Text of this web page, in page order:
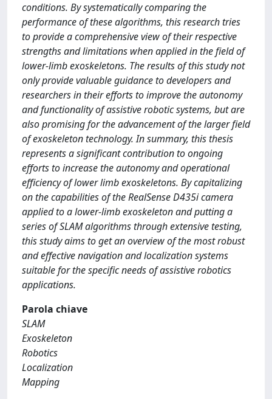
conditions. By systematically comparing the
performance of these algorithms, this research tries
to provide a comprehensive view of their respective
strengths and limitations when applied in the field of
lower-limb exoskeletons. The results of this study not
only provide valuable guidance to developers and
researchers in their efforts to improve the autonomy
and functionality of assistive robotic systems, but are
also promising for the advancement of the larger field
of exoskeleton technology. In summary, this thesis
represents a significant contribution to ongoing
efforts to increase the autonomy and operational
efficiency of lower limb exoskeletons. By capitalizing
on the capabilities of the RealSense D435i camera
applied to a lower-limb exoskeleton and putting a
series of SLAM algorithms through extensive testing,
this study aims to get an overview of the most robust
and effective navigation and localization systems
suitable for the specific needs of assistive robotics
applications.
Parola chiave
SLAM
Exoskeleton
Robotics
Localization
Mapping